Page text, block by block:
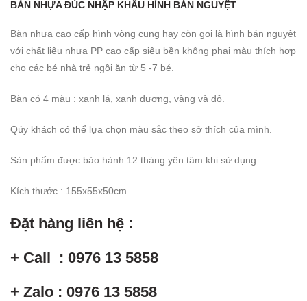
BÀN NHỰA ĐÚC NHẬP KHẨU HÌNH BÁN NGUYỆT
Bàn nhựa cao cấp hình vòng cung hay còn gọi là hình bán nguyệt
với chất liệu nhựa PP cao cấp siêu bền không phai màu thích hợp
cho các bé nhà trẻ ngồi ăn từ 5 -7 bé.
Bàn có 4 màu : xanh lá, xanh dương, vàng và đỏ.
Qúy khách có thể lựa chọn màu sắc theo sở thích của mình.
Sản phẩm được bảo hành 12 tháng yên tâm khi sử dụng.
Kích thước : 155x55x50cm
Đặt hàng liên hệ :
+ Call : 0976 13 5858
+ Zalo : 0976 13 5858